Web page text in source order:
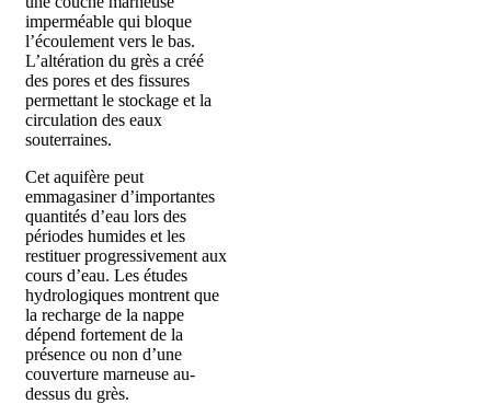
imperméable qui bloque
l’écoulement vers le bas.
L’altération du grès a créé
des pores et des fissures
permettant le stockage et la
circulation des eaux
souterraines.
Cet aquifère peut
emmagasiner d’importantes
quantités d’eau lors des
périodes humides et les
restituer progressivement aux
cours d’eau. Les études
hydrologiques montrent que
la recharge de la nappe
dépend fortement de la
présence ou non d’une
couverture marneuse au-
dessus du grès.